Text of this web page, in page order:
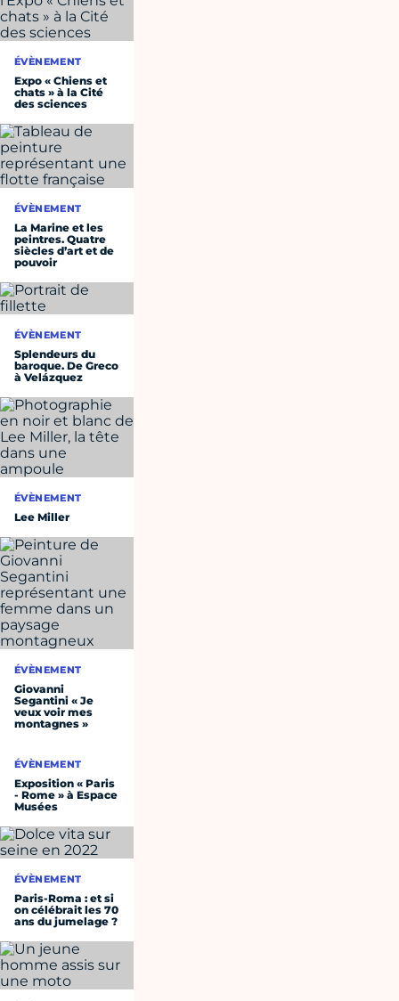
ÉVÈNEMENT
Expo « Chiens et
chats » à la Cité
des sciences
ÉVÈNEMENT
La Marine et les
peintres. Quatre
siècles d’art et de
pouvoir
ÉVÈNEMENT
Splendeurs du
baroque. De Greco
à Velázquez
ÉVÈNEMENT
Lee Miller
ÉVÈNEMENT
Giovanni
Segantini « Je
veux voir mes
montagnes »
ÉVÈNEMENT
Exposition « Paris
- Rome » à Espace
Musées
ÉVÈNEMENT
Paris-Roma : et si
on célébrait les 70
ans du jumelage ?